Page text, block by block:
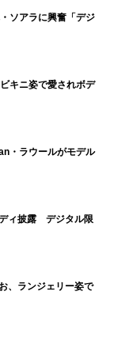
ソアラに興奮「デジ
キニ姿で愛されボデ
・ラウールがモデル
ィ披露 デジタル限
、ランジェリー姿で